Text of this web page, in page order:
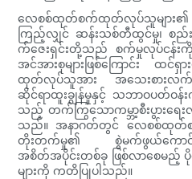
လေစစ်ထုတ်စက်ထုတ်လုပ်သူများ
ကြည့်လျှင် ဆန်းသစ်တီထွင်မှု၊ စည်
က်ဇေးရှင်းတို့သည် စက်မှုလုပ်ငန်း
အင်အားစုများဖြစ်ကြောင်း ထ
ထုတ်လုပ်သူအား အသေးစားလက်
ဆိုင်ရာထူးချွန်မှုနှင့် သဘာဝပတ်ဝန်
သည့် တက်ကြွသောကမ္ဘာ့စီးပွားရေးလု
သည်။ အနာဂတ်တွင် လေစစ်ထုတ်စ
တိုးတက်မှု၏ စွဲမက်ဖွယ်ကောင်း
အစိတ်အပိုင်းတစ်ခု ဖြစ်လာစေမည့်
များကို ကတိပြုပါသည်။